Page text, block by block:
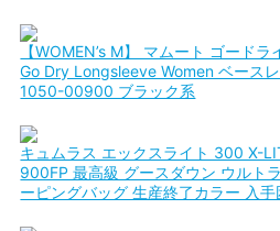
【WOMEN’s M】 マムート ゴード
Go Dry Longsleeve Women ベース
1050-00900 ブラック系
キュムラス エックスライト 300 X-
900FP 最高級 グースダウン ウルト
ーピングバッグ 生産終了カラー 入